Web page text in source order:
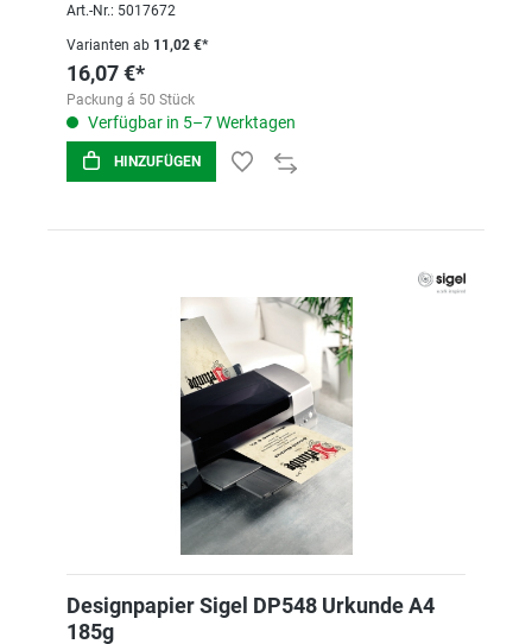
Art.-Nr.: 5017672
Varianten ab 11,02 €*
16,07 €*
Packung á 50 Stück
Verfügbar in 5–7 Werktagen
HINZUFÜGEN
Designpapier Sigel DP548 Urkunde A4
185g